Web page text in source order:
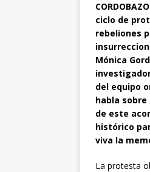
ciclo de
rebeliones
Mónica
del equipo
habla
de este
histórico
viva la
La protesta